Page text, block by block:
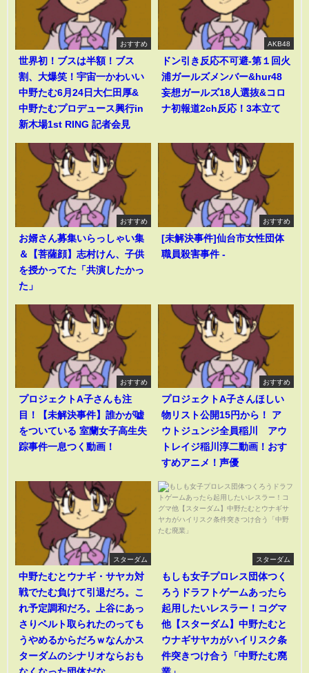
おすすめ
世界初！ブスは半額！ブス
割、大爆笑！宇宙一かわいい
中野たむ6月24日大仁田厚&
中野たむプロデュース興行in
新木場1st RING 記者会見
AKB48
ドン引き反応不可避-第１回火
浦ガールズメンバー&hur48
妄想ガールズ18人選抜&コロ
ナ初報道2ch反応！3本立て
おすすめ
お婿さん募集いらっしゃい集
＆【菩薩顔】志村けん、子供
を授かってた「共演したかっ
た」
おすすめ
[未解決事件]仙台市女性団体
職員殺害事件 -
おすすめ
プロジェクトA子さんも注
目！【未解決事件】誰かが嘘
をついている 室蘭女子高生失
踪事件一息つく動画！
おすすめ
プロジェクトA子さんほしい
物リスト公開15円から！ ア
ウトジュンジ全員稲川 アウ
トレイジ稲川淳二動画！おす
すめアニメ！声優
スターダム
中野たむとウナギ・サヤカ対
戦でたむ負けて引退だろ。こ
れ予定調和だろ。上谷にあっ
さりベルト取られたのっても
うやめるからだろｗなんかス
ターダムのシナリオならおも
スターダム
もしも女子プロレス団体つく
ろうドラフトゲームあったら
起用したいレスラー！コグマ
他【スターダム】中野たむと
ウナギサヤカがハイリスク条
件突きつけ合う「中野たむ廃